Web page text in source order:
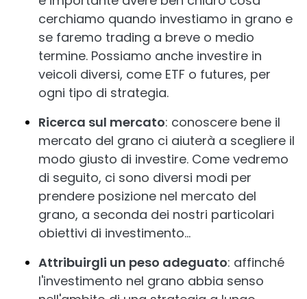
cerchiamo quando investiamo in grano e
se faremo trading a breve o medio
termine. Possiamo anche investire in
veicoli diversi, come ETF o futures, per
ogni tipo di strategia.
Ricerca sul mercato: conoscere bene il
mercato del grano ci aiuterà a scegliere il
modo giusto di investire. Come vedremo
di seguito, ci sono diversi modi per
prendere posizione nel mercato del
grano, a seconda dei nostri particolari
obiettivi di investimento…
Attribuirgli un peso adeguato: affinché
l'investimento nel grano abbia senso